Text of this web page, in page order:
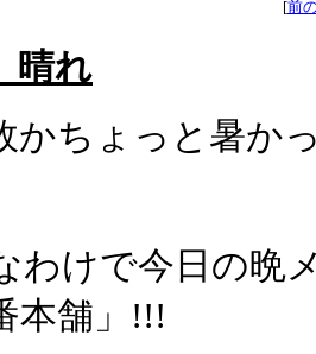
[前
晴れ
ちょっと暑か
けで今日の晩
本舗」!!!